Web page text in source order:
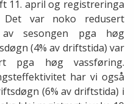
11. april og registreringa
Det var noko redusert
sesongen pga høg
(4% av driftstida) var
pga høg vassføring.
har vi også
(6% av driftstida) i